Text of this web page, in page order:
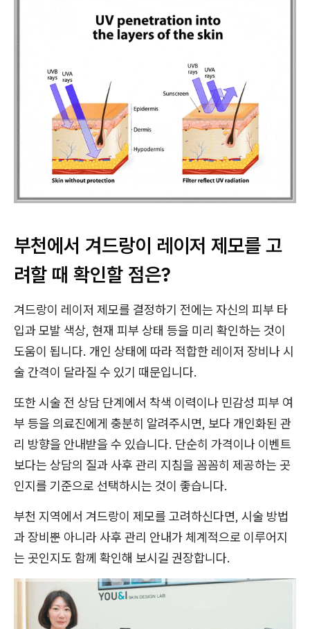
부천에서 겨드랑이 레이저 제모를 고
려할 때 확인할 점은?
겨드랑이 레이저 제모를 결정하기 전에는 자신의 피부 타
입과 모발 색상, 현재 피부 상태 등을 미리 확인하는 것이
도움이 됩니다. 개인 상태에 따라 적합한 레이저 장비나 시
술 간격이 달라질 수 있기 때문입니다.
또한 시술 전 상담 단계에서 착색 이력이나 민감성 피부 여
부 등을 의료진에게 충분히 알려주시면, 보다 개인화된 관
리 방향을 안내받을 수 있습니다. 단순히 가격이나 이벤트
보다는 상담의 질과 사후 관리 지침을 꼼꼼히 제공하는 곳
인지를 기준으로 선택하시는 것이 좋습니다.
부천 지역에서 겨드랑이 제모를 고려하신다면, 시술 방법
과 장비뿐 아니라 사후 관리 안내가 체계적으로 이루어지
는 곳인지도 함께 확인해 보시길 권장합니다.